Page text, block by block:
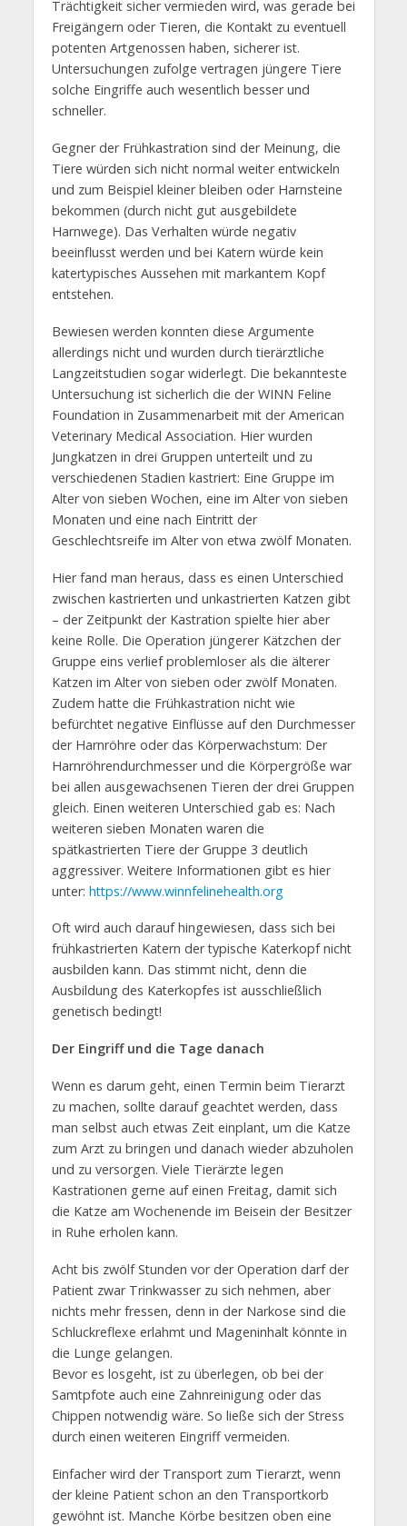
Trächtigkeit sicher vermieden wird, was gerade bei
Freigängern oder Tieren, die Kontakt zu eventuell
potenten Artgenossen haben, sicherer ist.
Untersuchungen zufolge vertragen jüngere Tiere
solche Eingriffe auch wesentlich besser und
schneller.
Gegner der Frühkastration sind der Meinung, die
Tiere würden sich nicht normal weiter entwickeln
und zum Beispiel kleiner bleiben oder Harnsteine
bekommen (durch nicht gut ausgebildete
Harnwege). Das Verhalten würde negativ
beeinflusst werden und bei Katern würde kein
katertypisches Aussehen mit markantem Kopf
entstehen.
Bewiesen werden konnten diese Argumente
allerdings nicht und wurden durch tierärztliche
Langzeitstudien sogar widerlegt. Die bekannteste
Untersuchung ist sicherlich die der WINN Feline
Foundation in Zusammenarbeit mit der American
Veterinary Medical Association. Hier wurden
Jungkatzen in drei Gruppen unterteilt und zu
verschiedenen Stadien kastriert: Eine Gruppe im
Alter von sieben Wochen, eine im Alter von sieben
Monaten und eine nach Eintritt der
Geschlechtsreife im Alter von etwa zwölf Monaten.
Hier fand man heraus, dass es einen Unterschied
zwischen kastrierten und unkastrierten Katzen gibt
– der Zeitpunkt der Kastration spielte hier aber
keine Rolle. Die Operation jüngerer Kätzchen der
Gruppe eins verlief problemloser als die älterer
Katzen im Alter von sieben oder zwölf Monaten.
Zudem hatte die Frühkastration nicht wie
befürchtet negative Einflüsse auf den Durchmesser
der Harnröhre oder das Körperwachstum: Der
Harnröhrendurchmesser und die Körpergröße war
bei allen ausgewachsenen Tieren der drei Gruppen
gleich. Einen weiteren Unterschied gab es: Nach
weiteren sieben Monaten waren die
spätkastrierten Tiere der Gruppe 3 deutlich
aggressiver. Weitere Informationen gibt es hier
unter: https://www.winnfelinehealth.org
Oft wird auch darauf hingewiesen, dass sich bei
frühkastrierten Katern der typische Katerkopf nicht
ausbilden kann. Das stimmt nicht, denn die
Ausbildung des Katerkopfes ist ausschließlich
genetisch bedingt!
Der Eingriff und die Tage danach
Wenn es darum geht, einen Termin beim Tierarzt
zu machen, sollte darauf geachtet werden, dass
man selbst auch etwas Zeit einplant, um die Katze
zum Arzt zu bringen und danach wieder abzuholen
und zu versorgen. Viele Tierärzte legen
Kastrationen gerne auf einen Freitag, damit sich
die Katze am Wochenende im Beisein der Besitzer
in Ruhe erholen kann.
Acht bis zwölf Stunden vor der Operation darf der
Patient zwar Trinkwasser zu sich nehmen, aber
nichts mehr fressen, denn in der Narkose sind die
Schluckreflexe erlahmt und Mageninhalt könnte in
die Lunge gelangen.
Bevor es losgeht, ist zu überlegen, ob bei der
Samtpfote auch eine Zahnreinigung oder das
Chippen notwendig wäre. So ließe sich der Stress
durch einen weiteren Eingriff vermeiden.
Einfacher wird der Transport zum Tierarzt, wenn
der kleine Patient schon an den Transportkorb
gewöhnt ist. Manche Körbe besitzen oben eine